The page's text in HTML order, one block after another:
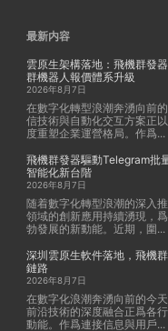
最新内容
雲原生架構落地：飛機群發
群機器人報價體系升級
2026年8月7日
在數字化轉型浪潮奔湧向前
信技術與自動化交互方案正
度重塑企業運營格局。作爲...
飛機群發器驅動Telegram批
智能化新台階
2026年8月7日
随着數字化轉型浪潮的深入
領域的創新應用持續湧現，
勃發展的新動能。近期，圍...
深圳雲原生軟件落地，飛機
鏈路
2026年8月7日
在數字化浪潮奔湧向前的今
前沿技術的深度融合正爲各
動能。作爲連接信息與用戶...